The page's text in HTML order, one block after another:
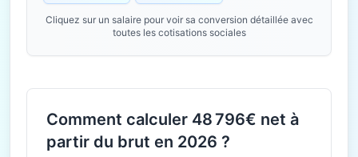
Cliquez sur un salaire pour voir sa conversion détaillée avec
toutes les cotisations sociales
Comment calculer 48 796€ net à
partir du brut en 2026 ?